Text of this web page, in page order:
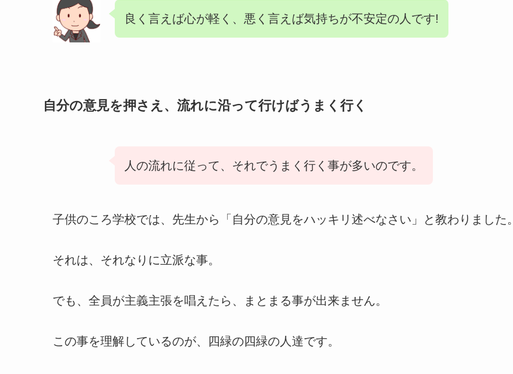
良く言えば心が軽く、悪く言えば気持ちが不安定の人です!
自分の意見を押さえ、流れに沿って行けばうまく行く
人の流れに従って、それでうまく行く事が多いのです。
子供のころ学校では、先生から「自分の意見をハッキリ述べなさい」と教わりました。
それは、それなりに立派な事。
でも、全員が主義主張を唱えたら、まとまる事が出来ません。
この事を理解しているのが、四緑の四緑の人達です。